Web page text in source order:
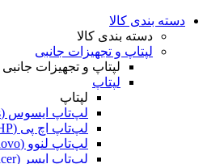
دسته بندی کالا
دسته بندی کالا
لپتاپ و تجهیزات جانبی
لپتاپ و تجهیزات جانبی
لپتاپ
لپتاپ
لپ‌تاپ ایسوس (Asus)
لپ‌تاپ اچ پی (HP)
لپ‌تاپ لنوو (Lenovo)
لپ‌تاپ ایسر (acer)